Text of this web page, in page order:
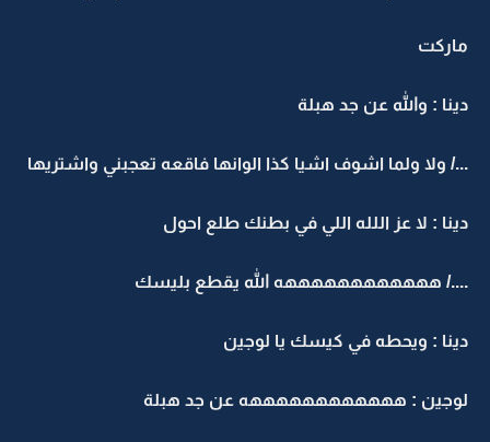
ماركت
دينا : والله عن جد هبلة
.../ ولا ولما اشوف اشيا كذا الوانها فاقعه تعجبني واشتريها
دينا : لا عز اللله اللي في بطنك طلع احول
..../ ههههههههههههه الله يقطع بليسك
دينا : ويحطه في كيسك يا لوجين
لوجين : ههههههههههههه عن جد هبلة